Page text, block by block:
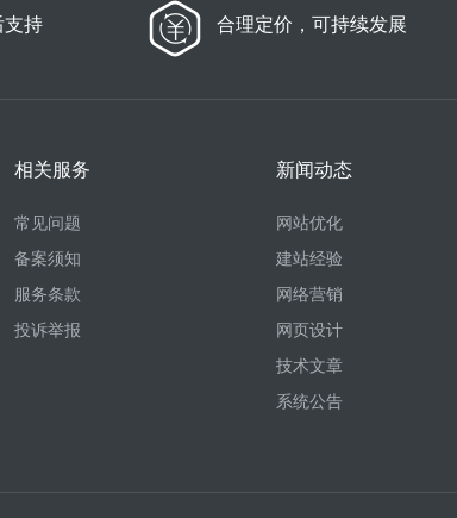
支持 合理定价，可持续发展
相关服务
常见问题
备案须知
服务条款
投诉举报
新闻动态
网站优化
建站经验
网络营销
网页设计
技术文章
系统公告